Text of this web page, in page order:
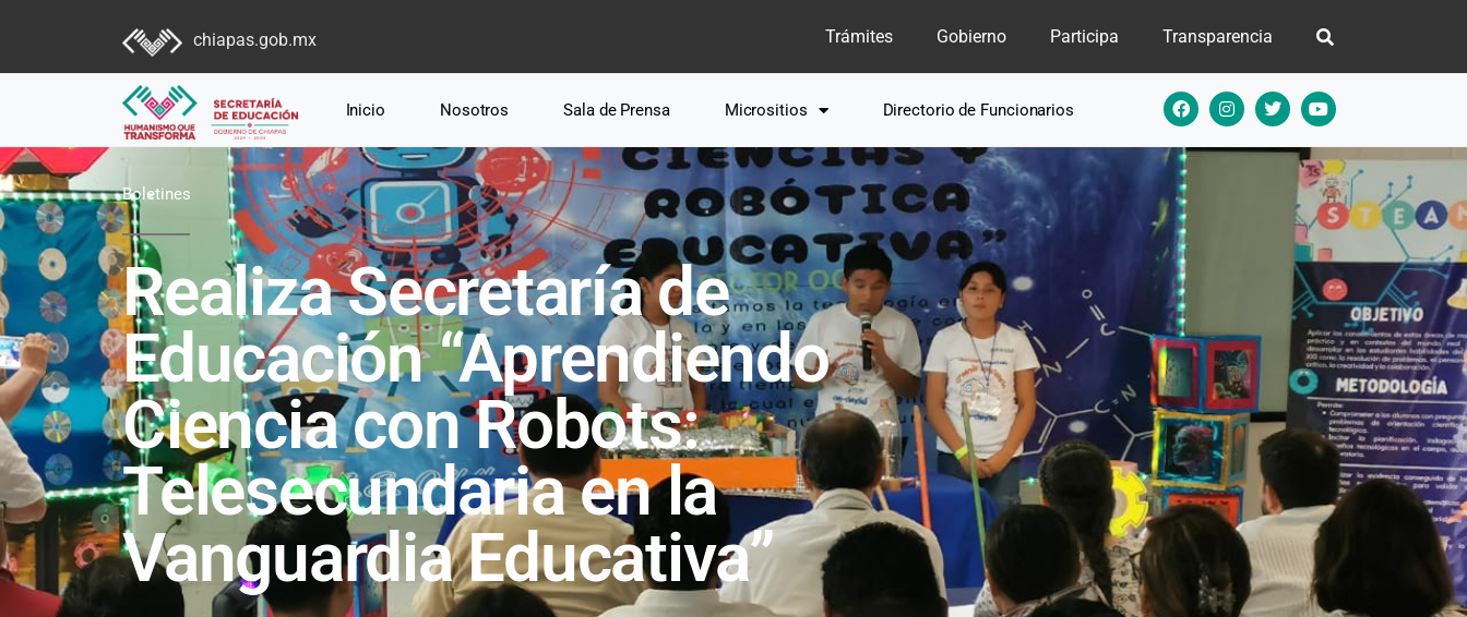
chiapas.gob.mx Trámites Gobierno Participa Transparencia
Inicio Nosotros Sala de Prensa Micrositios Directorio de Funcionarios
Boletines
Realiza Secretaría de
Educación “Aprendiendo
Ciencia con Robots:
Telesecundaria en la
Vanguardia Educativa”